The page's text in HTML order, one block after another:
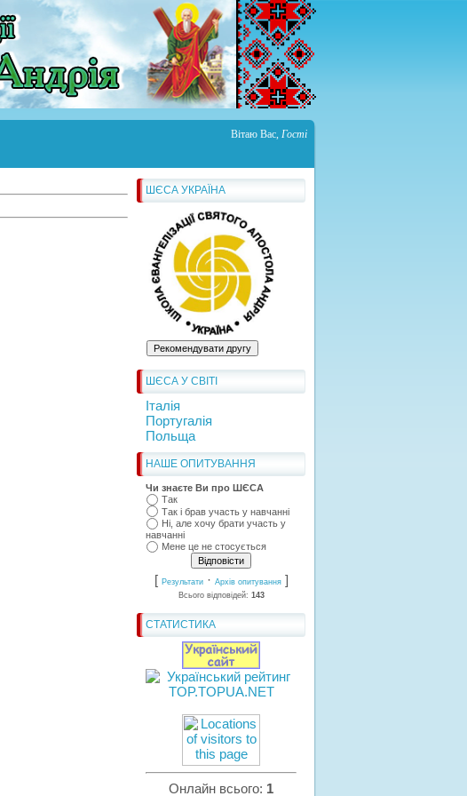
Вітаю Вас, Гості
ШЄСА УКРАЇНА
ШЄСА У СВІТІ
Італія
Португалія
Польща
НАШЕ ОПИТУВАННЯ
Чи знаєте Ви про ШЄСА
Так
Так і брав участь у навчанні
Ні, але хочу брати участь у
навчанні
Мене це не стосується
[ Результати· Архів опитування]
Всього відповідей: 143
СТАТИСТИКА
Онлайн всього: 1